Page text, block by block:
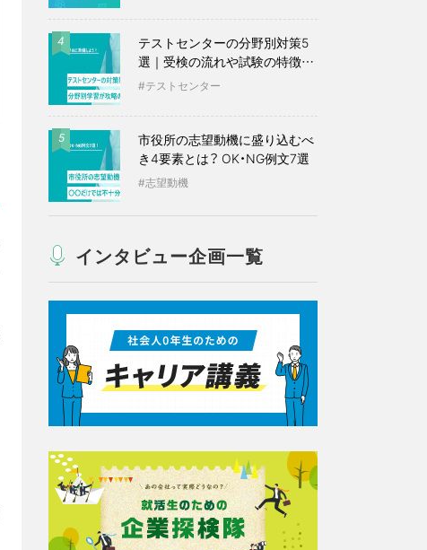
4
テストセンターの分野別対策5
選｜受検の流れや試験の特徴も
紹介
テストセンター
5
市役所の志望動機に盛り込むべ
き4要素とは？ OK・NG例文7選
志望動機
インタビュー企画一覧